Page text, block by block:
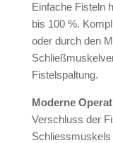
Einfache Fisteln
bis 100 %.
oder durch den
Fistelspaltung.
Moderne
Verschluss der